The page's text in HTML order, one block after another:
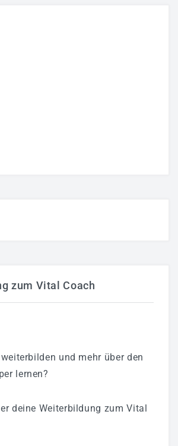
zum Vital Coach
und mehr über den
lernen?
deine Weiterbildung zum Vital